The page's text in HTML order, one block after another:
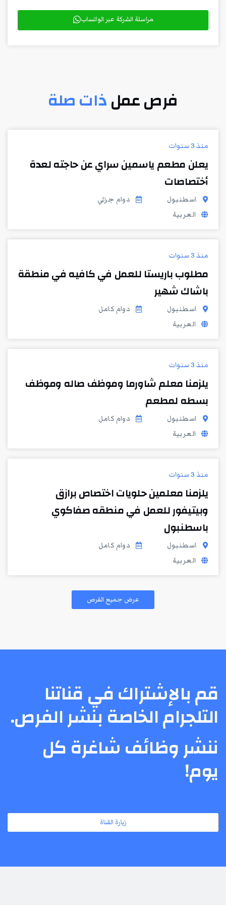
مراسلة الشركة عبر الواتساب
فرص عملذات صلة
منذ 3 سنوات
يعلن مطعم ياسمين سراي عن حاجته لعدة
أختصاصات
اسطنبول
دوام جزئي
العربية
منذ 3 سنوات
مطلوب باريستا للعمل في كافيه في منطقة
باشاك شهير
اسطنبول
دوام كامل
العربية
منذ 3 سنوات
يلزمنا معلم شاورما وموظف صاله وموظف
بسطه لمطعم
اسطنبول
دوام كامل
العربية
منذ 3 سنوات
يلزمنا معلمين حلويات اختصاص برازق
وبيتيفور للعمل في منطقه صفاكوي
باسطنبول
اسطنبول
دوام كامل
العربية
عرض جميع الفرص
قم بالإشتراك في قناتنا
التلجرام الخاصة بنشر الفرص.
ننشر وظائف شاغرة كل
يوم!
زيارة القناة